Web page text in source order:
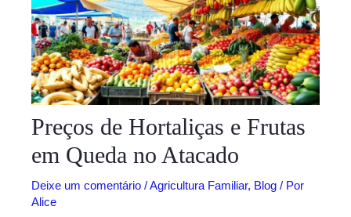
Preços de Hortaliças e Frutas
em Queda no Atacado
Deixe um comentário /Agricultura Familiar, Blog / Por
Alice